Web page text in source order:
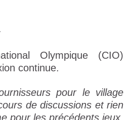
Olympique (CIO)
continue.
pour le village
de discussions et rien
pour les précédents jeux,